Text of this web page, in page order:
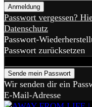
Passwort vergessen?
Datenschutz
Passwort-
Passwort zurücksetzen
Wir senden dir ein
E-Mail-Adresse